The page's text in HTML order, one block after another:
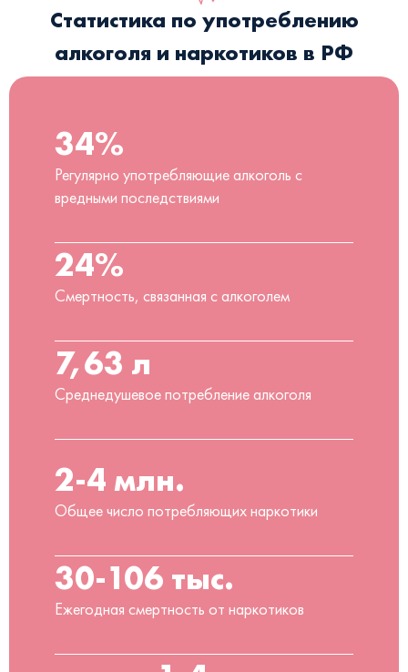
Статистика по употреблению
алкоголя и наркотиков в РФ
34%
Регулярно употребляющие алкоголь с
вредными последствиями
24%
Смертность, связанная с алкоголем
7,63 л
Среднедушевое потребление алкоголя
2-4 млн.
Общее число потребляющих наркотики
30-106 тыс.
Ежегодная смертность от наркотиков